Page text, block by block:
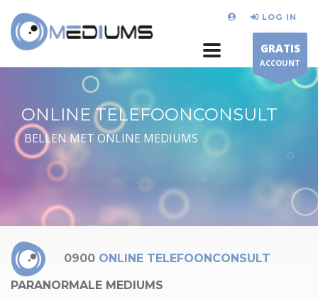
LOG IN
GRATIS
ACCOUNT
ONLINE TELEFOONCONSULT
BELLEN MET ONLINE MEDIUMS
0900 ONLINE TELEFOONCONSULT
PARANORMALE MEDIUMS